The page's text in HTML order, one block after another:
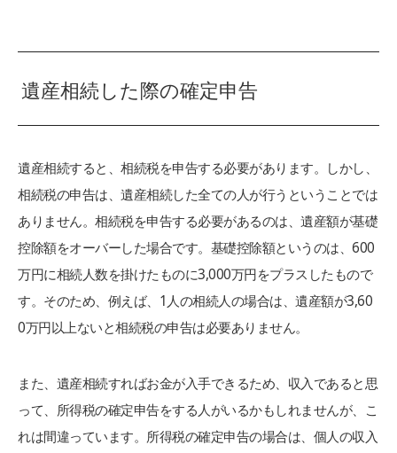
遺産相続した際の確定申告
遺産相続すると、相続税を申告する必要があります。しかし、
相続税の申告は、遺産相続した全ての人が行うということでは
ありません。相続税を申告する必要があるのは、遺産額が基礎
控除額をオーバーした場合です。基礎控除額というのは、600
万円に相続人数を掛けたものに3,000万円をプラスしたもので
す。そのため、例えば、1人の相続人の場合は、遺産額が3,60
0万円以上ないと相続税の申告は必要ありません。
また、遺産相続すればお金が入手できるため、収入であると思
って、所得税の確定申告をする人がいるかもしれませんが、こ
れは間違っています。所得税の確定申告の場合は、個人の収入